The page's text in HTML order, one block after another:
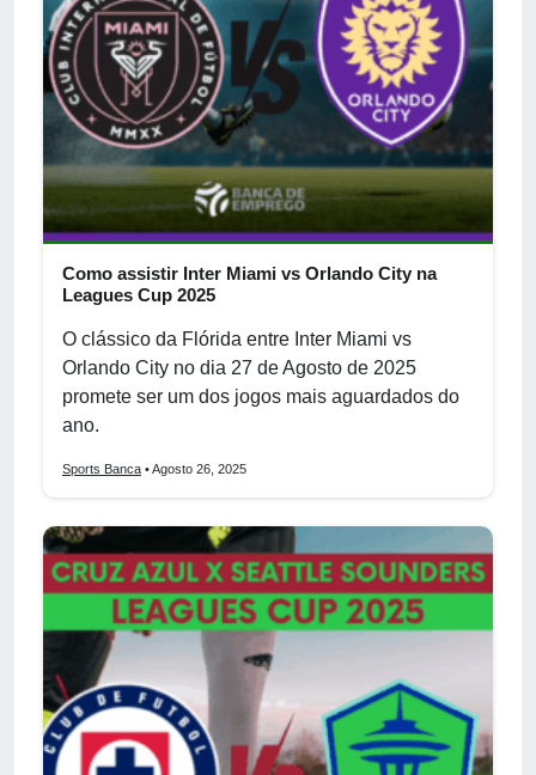
Como assistir Inter Miami vs Orlando City na
Leagues Cup 2025
O clássico da Flórida entre Inter Miami vs
Orlando City no dia 27 de Agosto de 2025
promete ser um dos jogos mais aguardados do
ano.
Sports Banca • Agosto 26, 2025